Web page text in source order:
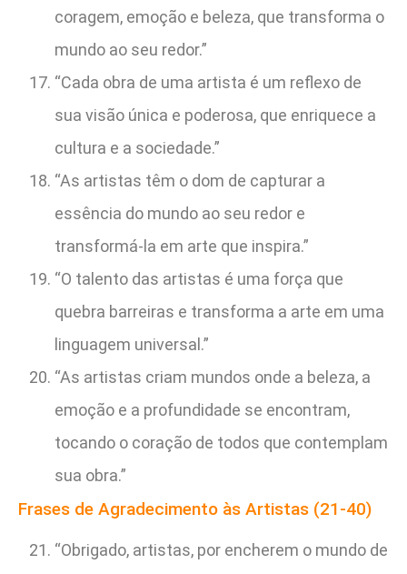
coragem, emoção e beleza, que transforma o
mundo ao seu redor.”
“Cada obra de uma artista é um reflexo de
sua visão única e poderosa, que enriquece a
cultura e a sociedade.”
“As artistas têm o dom de capturar a
essência do mundo ao seu redor e
transformá-la em arte que inspira.”
“O talento das artistas é uma força que
quebra barreiras e transforma a arte em uma
linguagem universal.”
“As artistas criam mundos onde a beleza, a
emoção e a profundidade se encontram,
tocando o coração de todos que contemplam
sua obra.”
Frases de Agradecimento às Artistas (21-40)
“Obrigado, artistas, por encherem o mundo de